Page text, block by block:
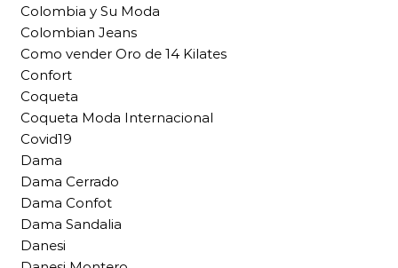
Colombia y Su Moda
Colombian Jeans
Como vender Oro de 14 Kilates
Confort
Coqueta
Coqueta Moda Internacional
Covid19
Dama
Dama Cerrado
Dama Confot
Dama Sandalia
Danesi